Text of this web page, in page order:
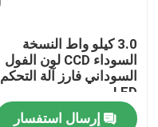
اتصل بنا
أخبار
3.0 كيلو واط النسخة
السوداء CCD لون الفول
السوداني فارز آلة التحكم
LED
إرسال استفسار